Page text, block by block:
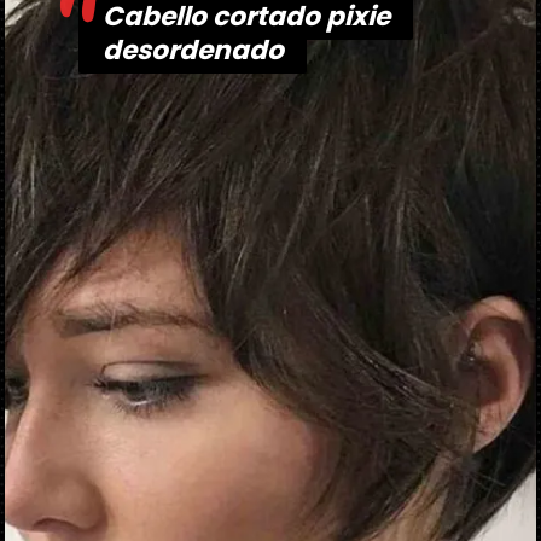
Cabello cortado pixie
desordenado
Cabello cortado pixie
desordenado